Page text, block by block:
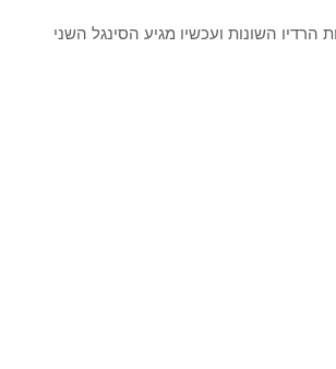
השונות ועכשיו מגיע הסינגל השני